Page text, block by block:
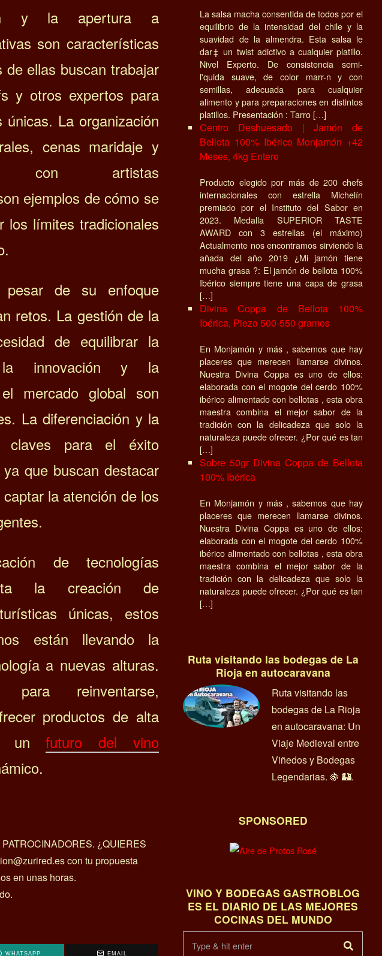
y la apertura a
son características
ellas buscan trabajar
y otros expertos para
únicas. La organización
cenas maridaje y
con artistas
ejemplos de cómo se
los límites tradicionales
de su enfoque
retos. La gestión de la
de equilibrar la
innovación y la
mercado global son
La diferenciación y la
claves para el éxito
que buscan destacar
la atención de los
de tecnologías
la creación de
únicas, estos
están llevando la
a nuevas alturas.
reinventarse,
productos de alta
un futuro del vino
¿QUIERES
con tu propuesta
en unas horas.
WHATSAPP EMAIL
La salsa macha consentida de todos por el
equilibrio de la intensidad del chile y la
suavidad de la almendra. Esta salsa le
dar‡ un twist adictivo a cualquier platillo.
Nivel Experto. De consistencia semi-
l'quida suave, de color marr-n y con
semillas, adecuada para cualquier
alimento y para preparaciones en distintos
platillos. Presentación : Tarro […]
Centro Deshuesado | Jamón de
Bellota 100% Ibérico Monjamón +42
Meses, 4kg Entero
Producto elegido por más de 200 chefs
internacionales con estrella Michelín
premiado por el Instituto del Sabor en
2023. Medalla SUPERIOR TASTE
AWARD con 3 estrellas (el máximo)
Actualmente nos encontramos sirviendo la
añada del año 2019 ¿Mi jamón tiene
mucha grasa ?: El jamón de bellota 100%
Ibérico siempre tiene una capa de grasa
[…]
Divina Coppa de Bellota 100%
Ibérica, Pieza 500-550 gramos
En Monjamón y más , sabemos que hay
placeres que merecen llamarse divinos.
Nuestra Divina Coppa es uno de ellos:
elaborada con el mogote del cerdo 100%
ibérico alimentado con bellotas , esta obra
maestra combina el mejor sabor de la
tradición con la delicadeza que solo la
naturaleza puede ofrecer. ¿Por qué es tan
[…]
Sobre 50gr Divina Coppa de Bellota
100% Ibérica
En Monjamón y más , sabemos que hay
placeres que merecen llamarse divinos.
Nuestra Divina Coppa es uno de ellos:
elaborada con el mogote del cerdo 100%
ibérico alimentado con bellotas , esta obra
maestra combina el mejor sabor de la
tradición con la delicadeza que solo la
naturaleza puede ofrecer. ¿Por qué es tan
[…]
Ruta visitando las bodegas de La
Rioja en autocaravana
Ruta visitando las
bodegas de La Rioja
en autocaravana: Un
Viaje Medieval entre
Viñedos y Bodegas
Legendarias. 🍇 🏰.
SPONSORED
VINO Y BODEGAS GASTROBLOG
ES EL DIARIO DE LAS MEJORES
COCINAS DEL MUNDO